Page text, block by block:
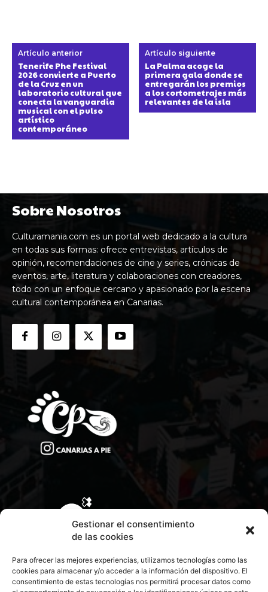
Gestionar el consentimiento
de las cookies
Para ofrecer las mejores experiencias, utilizamos tecnologías como las
cookies para almacenar y/o acceder a la información del dispositivo. El
consentimiento de estas tecnologías nos permitirá procesar datos como
Artículo anterior
Tenerife Phe Festival
2026 convierte a Puerto
de la Cruz en un
laboratorio cultural que
conecta la vanguardia
musical con el pulso
artístico
contemporáneo
Artículo siguiente
La Palma acoge la
primera gala donde se
entregarán los premios
a los cortometrajes más
relevantes de la isla
Sobre Nosotros
Culturamania.com es un portal web dedicado a la cultura
en todas sus formas: ofrece entrevistas, artículos de
opinión, recomendaciones de cine y series, crónicas de
eventos, arte, literatura y colaboraciones con creadores,
todo con un enfoque cercano y apasionado por la escena
cultural contemporánea en Canarias.